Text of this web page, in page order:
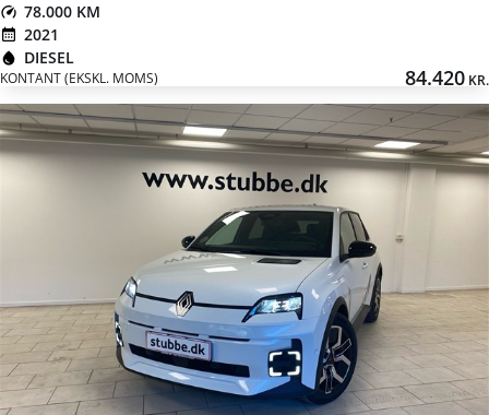
78.000 KM
2021
DIESEL
KONTANT (EKSKL. MOMS) 84.420 KR.